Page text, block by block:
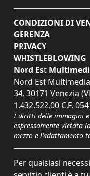
CONDIZIONI DI
GERENZA
PRIVACY
WHISTLEBLOWING
Nord Est
Nord Est
34, 30171 Venezia
1.432.522,00 C.F.
I diritti delle immagini
espressamente vietata
mezzo e l'adattamento
Per qualsiasi